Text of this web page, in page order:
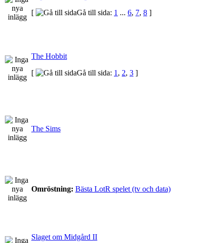
[
Gå till sida: 1 ... 6, 7, 8 ]
The Hobbit
[
Gå till sida: 1 , 2, 3 ]
The Sims
Omröstning: Bästa LotR spelet (tv och data)
Slaget om Midgård II